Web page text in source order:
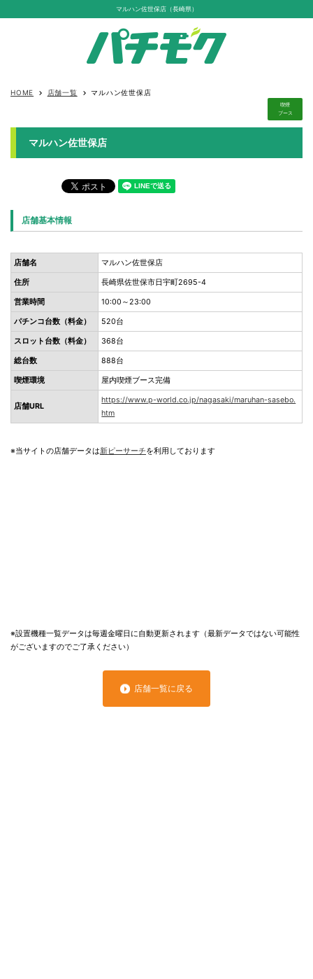
マルハン佐世保店（長崎県）
HOME keyboard_arrow_right 店舗一覧 keyboard_arrow_right マルハン佐世保店
喫煙
ブース
マルハン佐世保店
店舗基本情報
店舗名 マルハン佐世保店
住所 長崎県佐世保市日宇町2695-4
営業時間 10:00～23:00
パチンコ台数（料金） 520台
スロット台数（料金） 368台
総台数 888台
喫煙環境 屋内喫煙ブース完備
店舗URL
https://www.p-world.co.jp/nagasaki/maruhan-sasebo.
htm
※当サイトの店舗データは新ピーサーチを利用しております
※設置機種一覧データは毎週金曜日に自動更新されます（最新データではない可能性
がございますのでご了承ください）
店舗一覧に戻る